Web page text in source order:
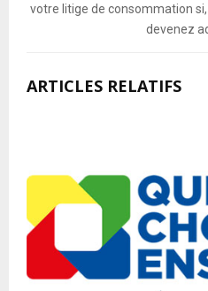
votre litige de consommation
devenez
ARTICLES RELATIFS